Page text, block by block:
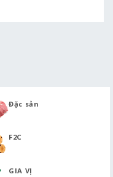
Đặc sản
F2C
GIA VỊ